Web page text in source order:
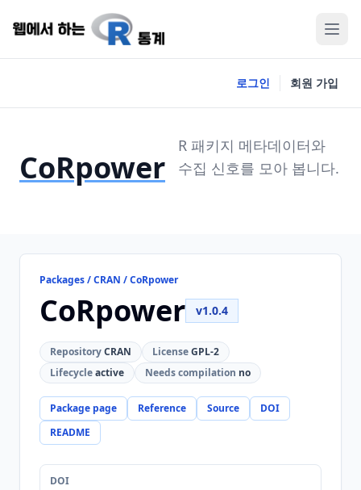
로그인 회원 가입
CoRpower
R 패키지 메타데이터와
수집 신호를 모아 봅니다.
Packages / CRAN / CoRpower
CoRpower v1.0.4
RepositoryCRAN LicenseGPL-2
Lifecycleactive Needs compilation no
Package page Reference Source
DOI
README
DOI